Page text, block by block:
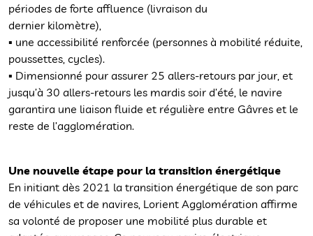
périodes de forte affluence (livraison du
dernier kilomètre),
▪ une accessibilité renforcée (personnes à mobilité réduite,
poussettes, cycles).
▪ Dimensionné pour assurer 25 allers-retours par jour, et
jusqu’à 30 allers-retours les mardis soir d’été, le navire
garantira une liaison fluide et régulière entre Gâvres et le
reste de l’agglomération.
Une nouvelle étape pour la transition énergétique
En initiant dès 2021 la transition énergétique de son parc
de véhicules et de navires, Lorient Agglomération affirme
sa volonté de proposer une mobilité plus durable et